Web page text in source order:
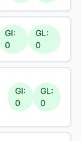
GI:
0
GL:
0
GI:
0
GL:
0